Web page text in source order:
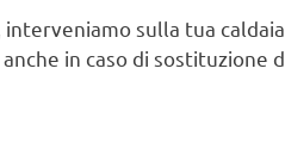
sulla tua
in caso di sostituzione